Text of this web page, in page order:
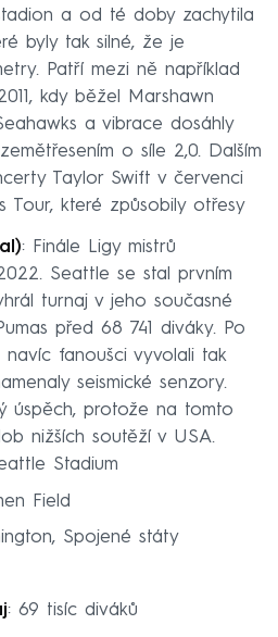
a od té doby zachytila
byly tak silné, že je
Patří mezi ně například
kdy běžel Marshawn
a vibrace dosáhly
o síle 2,0. Dalším
Taylor Swift v červenci
Tour, které způsobily otřesy
: Finále Ligy mistrů
Seattle se stal prvním
turnaj v jeho současné
před 68 741 diváky. Po
fanoušci vyvolali tak
seismické senzory.
úspěch, protože na tomto
nižších soutěží v USA.
Stadium
Field
Spojené státy
: 69 tisíc diváků